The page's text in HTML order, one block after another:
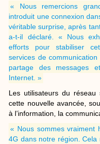
« Nous remercions
introduit une connexion
véritable surprise, après
a-t-il déclaré. « Nous
efforts pour stabiliser
services de
partage des messages
Internet. »
Les utilisateurs du réseau
cette nouvelle avancée,
à l’information, la
« Nous sommes vraiment
4G dans notre région.